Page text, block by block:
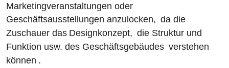
Marketingveranstaltungen oder
Geschäftsausstellungen anzulocken, da die
Zuschauer das Designkonzept, die Struktur und
Funktion usw. des Geschäftsgebäudes verstehen
können .